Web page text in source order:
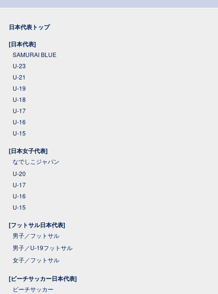
日本代表トップ
[日本代表]
SAMURAI BLUE
U-23
U-21
U-19
U-18
U-17
U-16
U-15
[日本女子代表]
なでしこジャパン
U-20
U-17
U-16
U-15
[フットサル日本代表]
男子／フットサル
男子／U-19フットサル
女子／フットサル
[ビーチサッカー日本代表]
ビーチサッカー